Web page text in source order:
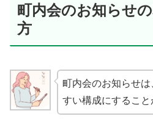
町内会のお知らせ
方
町内会のお知らせ
すい構成にすること